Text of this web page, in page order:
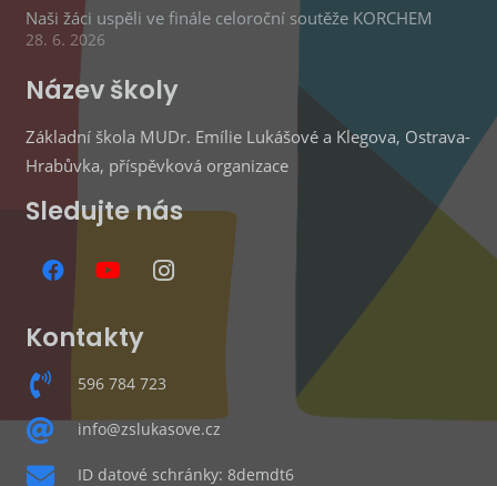
Naši žáci uspěli ve finále celoroční soutěže KORCHEM
28. 6. 2026
Název školy
Základní škola MUDr. Emílie Lukášové a Klegova, Ostrava-
Hrabůvka, příspěvková organizace
Sledujte nás
Kontakty
596 784 723
info@zslukasove.cz
ID datové schránky: 8demdt6